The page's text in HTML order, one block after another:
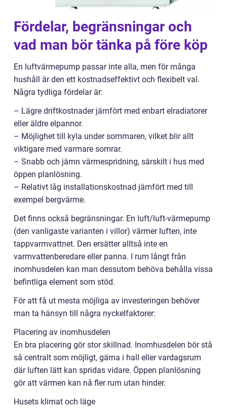
Fördelar, begränsningar och
vad man bör tänka på före köp
En luftvärmepump passar inte alla, men för många
hushåll är den ett kostnadseffektivt och flexibelt val.
Några tydliga fördelar är:
– Lägre driftkostnader jämfört med enbart elradiatorer
eller äldre elpannor.
– Möjlighet till kyla under sommaren, vilket blir allt
viktigare med varmare somrar.
– Snabb och jämn värmespridning, särskilt i hus med
öppen planlösning.
– Relativt låg installationskostnad jämfört med till
exempel bergvärme.
Det finns också begränsningar. En luft/luft-värmepump
(den vanligaste varianten i villor) värmer luften, inte
tappvarmvattnet. Den ersätter alltså inte en
varmvattenberedare eller panna. I rum långt från
inomhusdelen kan man dessutom behöva behålla vissa
befintliga element som stöd.
För att få ut mesta möjliga av investeringen behöver
man ta hänsyn till några nyckelfaktorer:
Placering av inomhusdelen
En bra placering gör stor skillnad. Inomhusdelen bör stå
så centralt som möjligt, gärna i hall eller vardagsrum
där luften lätt kan spridas vidare. Öppen planlösning
gör att värmen kan nå fler rum utan hinder.
Husets klimat och läge